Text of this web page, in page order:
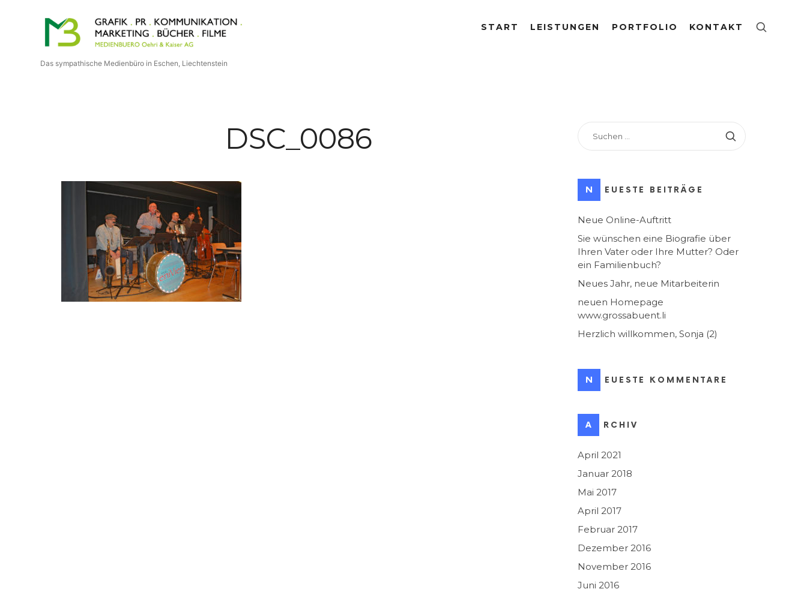
Medienbuero
Oehri
Das sympathische Medienbüro in Eschen, Liechtenstein
START LEISTUNGEN PORTFOLIO KONTAKT
DSC_0086
SUCHEN
NACH:
NEUESTE BEITRÄGE
Neue Online-Auftritt
Sie wünschen eine Biografie über
Ihren Vater oder Ihre Mutter? Oder
ein Familienbuch?
Neues Jahr, neue Mitarbeiterin
neuen Homepage
www.grossabuent.li
Herzlich willkommen, Sonja (2)
NEUESTE KOMMENTARE
ARCHIV
April 2021
Januar 2018
Mai 2017
April 2017
Februar 2017
Dezember 2016
November 2016
Juni 2016